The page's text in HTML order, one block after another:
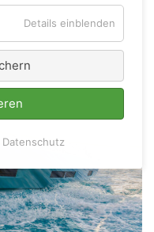
Details einblenden
Google
Datenschutz